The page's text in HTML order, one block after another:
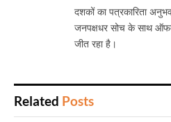
दशकों का पत्रकारिता
जनपक्षधर सोच के साथ
जीत रहा है।
Related Posts